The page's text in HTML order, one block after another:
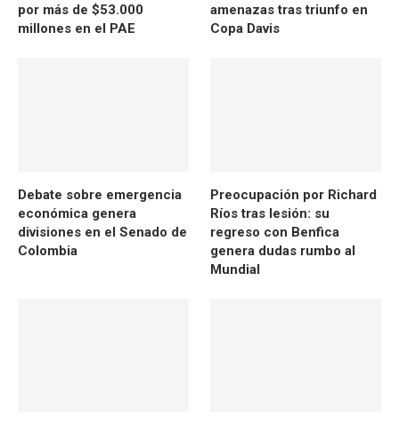
por más de $53.000
millones en el PAE
amenazas tras triunfo en
Copa Davis
Debate sobre emergencia
económica genera
divisiones en el Senado de
Colombia
Preocupación por Richard
Ríos tras lesión: su
regreso con Benfica
genera dudas rumbo al
Mundial